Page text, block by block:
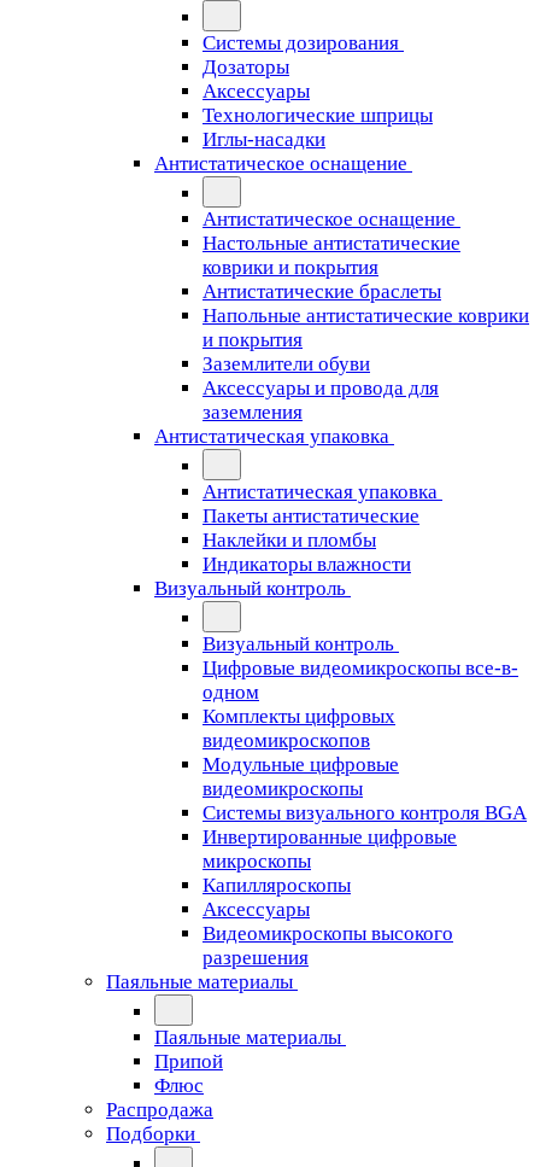
Системы дозирования
Дозаторы
Аксессуары
Технологические шприцы
Иглы-насадки
Антистатическое оснащение
Антистатическое оснащение
Настольные антистатические
коврики и покрытия
Антистатические браслеты
Напольные антистатические коврики
и покрытия
Заземлители обуви
Аксессуары и провода для
заземления
Антистатическая упаковка
Антистатическая упаковка
Пакеты антистатические
Наклейки и пломбы
Индикаторы влажности
Визуальный контроль
Визуальный контроль
Цифровые видеомикроскопы все-в-
одном
Комплекты цифровых
видеомикроскопов
Модульные цифровые
видеомикроскопы
Cистемы визуального контроля BGA
Инвертированные цифровые
микроскопы
Капилляроскопы
Аксессуары
Видеомикроскопы высокого
разрешения
Паяльные материалы
Паяльные материалы
Припой
Флюс
Распродажа
Подборки